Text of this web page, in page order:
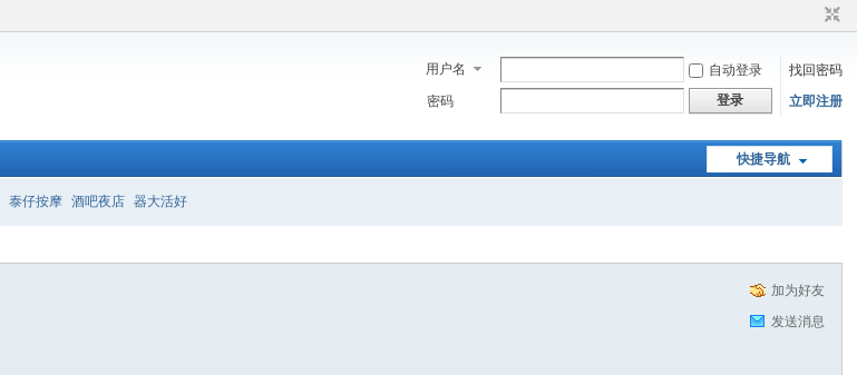
用户名 自动登录
找回密码
密码
登录 立即注册
快捷导航
泰仔按摩 酒吧夜店 器大活好
加为好友
发送消息